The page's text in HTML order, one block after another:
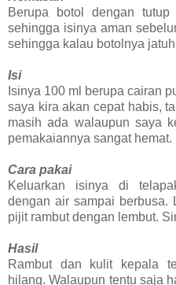
Berupa botol dengan
sehingga isinya aman
sehingga kalau botolnya
Isi
Isinya 100 ml berupa cairan
saya kira akan cepat habis,
masih ada walaupun saya
pemakaiannya sangat hemat.
Cara pakai
Keluarkan isinya di
dengan air sampai berbusa.
pijit rambut dengan lembut.
Hasil
Rambut dan kulit kepala
hilang. Walaupun tentu saja